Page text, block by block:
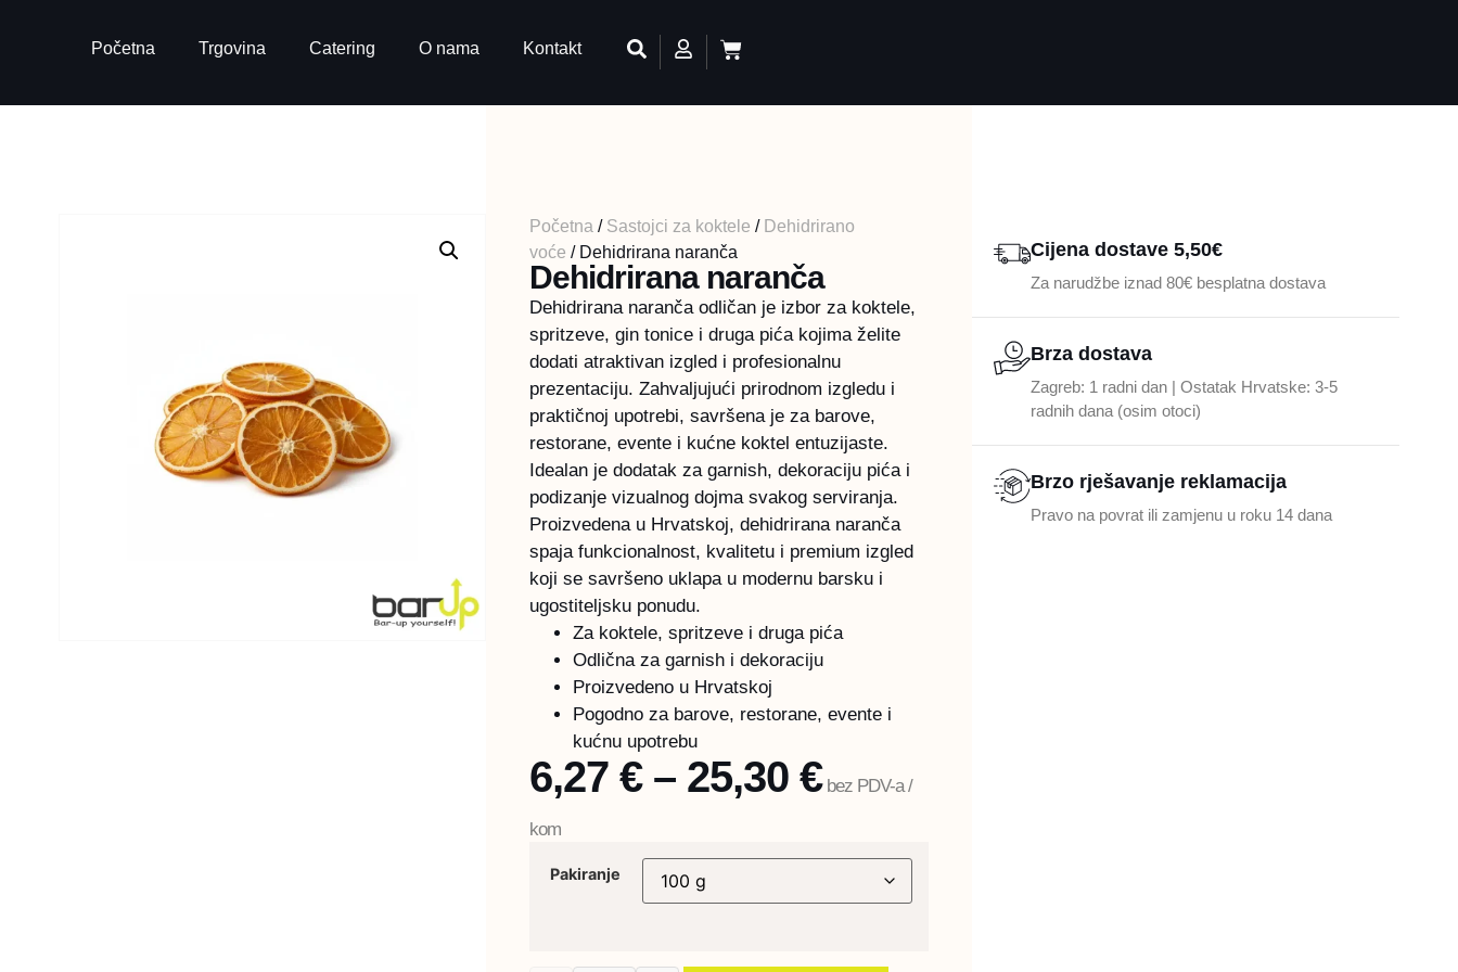
Početna Trgovina Catering O nama Kontakt
Početna / Sastojci za koktele / Dehidrirano
voće / Dehidrirana naranča
Dehidrirana naranča
Dehidrirana naranča odličan je izbor za koktele,
spritzeve, gin tonice i druga pića kojima želite
dodati atraktivan izgled i profesionalnu
prezentaciju. Zahvaljujući prirodnom izgledu i
praktičnoj upotrebi, savršena je za barove,
restorane, evente i kućne koktel entuzijaste.
Idealan je dodatak za garnish, dekoraciju pića i
podizanje vizualnog dojma svakog serviranja.
Proizvedena u Hrvatskoj, dehidrirana naranča
spaja funkcionalnost, kvalitetu i premium izgled
koji se savršeno uklapa u modernu barsku i
ugostiteljsku ponudu.
Za koktele, spritzeve i druga pića
Odlična za garnish i dekoraciju
Proizvedeno u Hrvatskoj
Pogodno za barove, restorane, evente i
kućnu upotrebu
6,27 € – 25,30 €bez PDV-a /
kom
Pakiranje
Cijena dostave 5,50€
Za narudžbe iznad 80€ besplatna dostava
Brza dostava
Zagreb: 1 radni dan | Ostatak Hrvatske: 3-5
radnih dana (osim otoci)
Brzo rješavanje reklamacija
Pravo na povrat ili zamjenu u roku 14 dana